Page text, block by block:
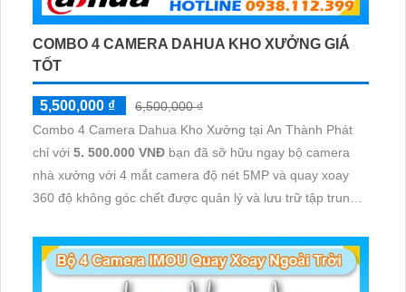
COMBO 4 CAMERA DAHUA KHO XƯỞNG GIÁ
TỐT
5,500,000 ₫
6,500,000 ₫
Combo 4 Camera Dahua Kho Xưởng tại An Thành Phát
chỉ với 5. 500.000 VNĐ bạn đã sỡ hữu ngay bộ camera
nhà xưởng với 4 mắt camera độ nét 5MP và quay xoay
360 độ không góc chết được quản lý và lưu trữ tập trung